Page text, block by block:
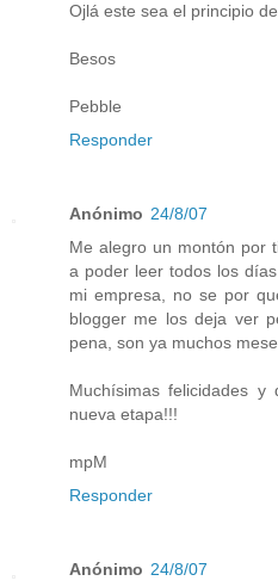
Ojlá este sea el principio
Besos
Pebble
Responder
Anónimo 24/8/07
Me alegro un montón por
a poder leer todos los
mi empresa, no se por
blogger me los deja ver
pena, son ya muchos
Muchísimas felicidades
nueva etapa!!!
mpM
Responder
Anónimo 24/8/07